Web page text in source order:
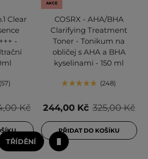
Clear
-
57
Kč
AKCE
COSRX - AHA/BHA
Clarifying Treatment
Toner - Tonikum na
obličej s AHA a BHA
kyselinami - 150 ml
248
325,00 Kč
244,00 Kč
PŘIDAT DO KOŠÍKU
TŘÍDĚNÍ